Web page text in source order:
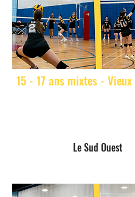
15 - 17 ans mixtes -
Le Sud Ouest